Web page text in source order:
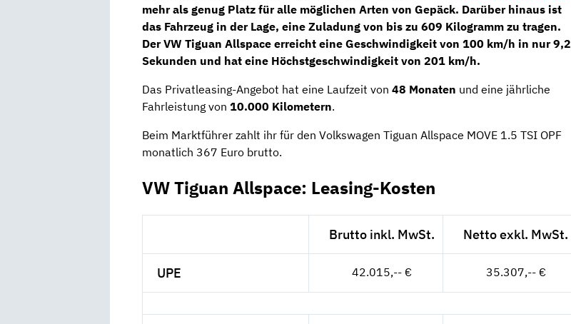
mehr als genug Platz für alle möglichen Arten von Gepäck. Darüber hinaus ist
das Fahrzeug in der Lage, eine Zuladung von bis zu 609 Kilogramm zu tragen.
Der VW Tiguan Allspace erreicht eine Geschwindigkeit von 100 km/h in nur 9,2
Sekunden und hat eine Höchstgeschwindigkeit von 201 km/h.
Das Privatleasing-Angebot hat eine Laufzeit von 48 Monaten und eine jährliche
Fahrleistung von 10.000 Kilometern.
Beim Marktführer zahlt ihr für den Volkswagen Tiguan Allspace MOVE 1.5 TSI OPF
monatlich 367 Euro brutto.
VW Tiguan Allspace: Leasing-Kosten
Brutto inkl. MwSt. Netto exkl. MwSt.
UPE 42.015,-- € 35.307,-- €